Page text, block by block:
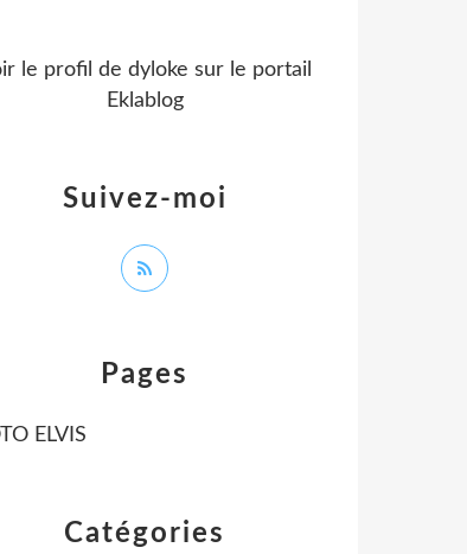
Catégories
Pages
ELVIS
Suivez-moi
le profil de dyloke sur le portail
Eklablog